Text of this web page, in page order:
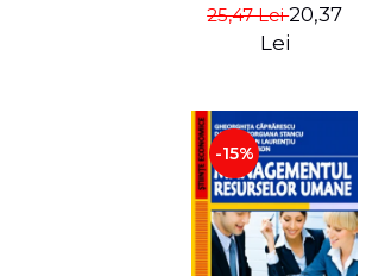
oameni obisnuiti
25,47 Lei20,37
Lei
-15%